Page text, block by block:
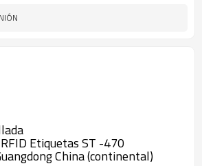
Etiquetas ST -470
China (continental)